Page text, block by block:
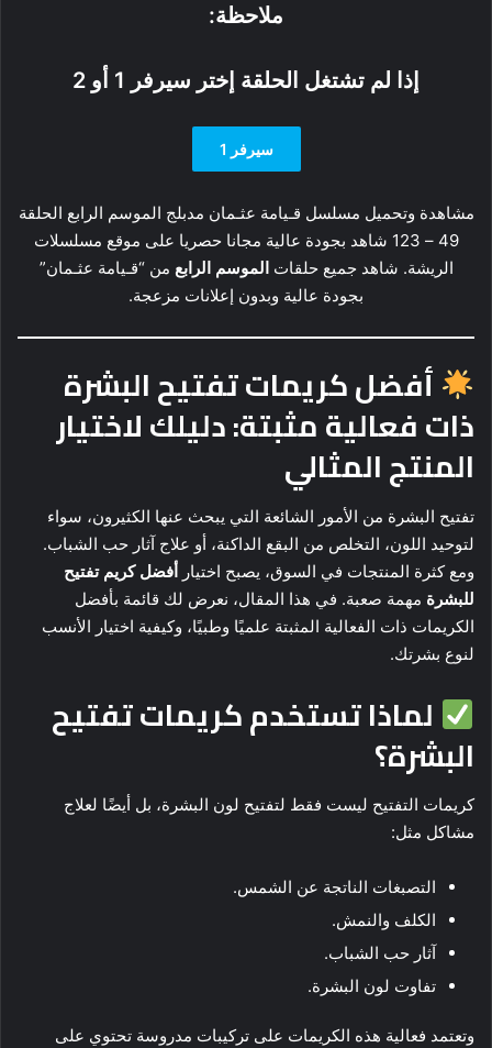
ملاحظة:
إذا لم تشتغل الحلقة إختر سيرفر 1 أو 2
سيرفر 1
مشاهدة وتحميل مسلسل قـيامة عثـمان مدبلج الموسم الرابع الحلقة
49 – 123 شاهد بجودة عالية مجانا حصريا على موقع مسلسلات
الريشة. شاهد جميع حلقاتالموسم الرابع من “قـيامة عثـمان”
بجودة عالية وبدون إعلانات مزعجة.
أفضل كريمات تفتيح البشرة
ذات فعالية مثبتة: دليلك لاختيار
المنتج المثالي
تفتيح البشرة من الأمور الشائعة التي يبحث عنها الكثيرون، سواء
لتوحيد اللون، التخلص من البقع الداكنة، أو علاج آثار حب الشباب.
ومع كثرة المنتجات في السوق، يصبح اختيار أفضل كريم تفتيح
للبشرة مهمة صعبة. في هذا المقال، نعرض لك قائمة بأفضل
الكريمات ذات الفعالية المثبتة علميًا وطبيًا، وكيفية اختيار الأنسب
لنوع بشرتك.
لماذا تستخدم كريمات تفتيح
البشرة؟
كريمات التفتيح ليست فقط لتفتيح لون البشرة، بل أيضًا لعلاج
مشاكل مثل:
التصبغات الناتجة عن الشمس.
الكلف والنمش.
آثار حب الشباب.
تفاوت لون البشرة.
وتعتمد فعالية هذه الكريمات على تركيبات مدروسة تحتوي على